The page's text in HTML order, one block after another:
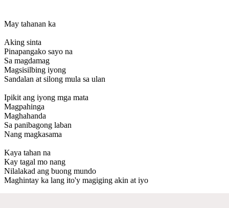
May tahanan ka
Aking sinta
Pinapangako sayo na
Sa magdamag
Magsisilbing iyong
Sandalan at silong mula sa ulan
Ipikit ang iyong mga mata
Magpahinga
Maghahanda
Sa panibagong laban
Nang magkasama
Kaya tahan na
Kay tagal mo nang
Nilalakad ang buong mundo
Maghintay ka lang ito'y magiging akin at iyo